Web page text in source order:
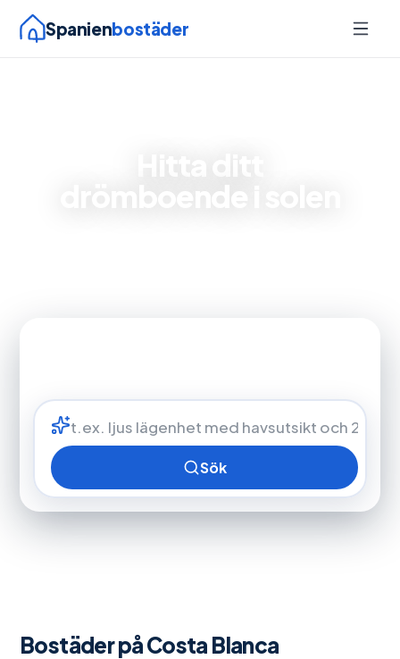
Spanienbostäder
Sök
Bostäder på Costa Blanca